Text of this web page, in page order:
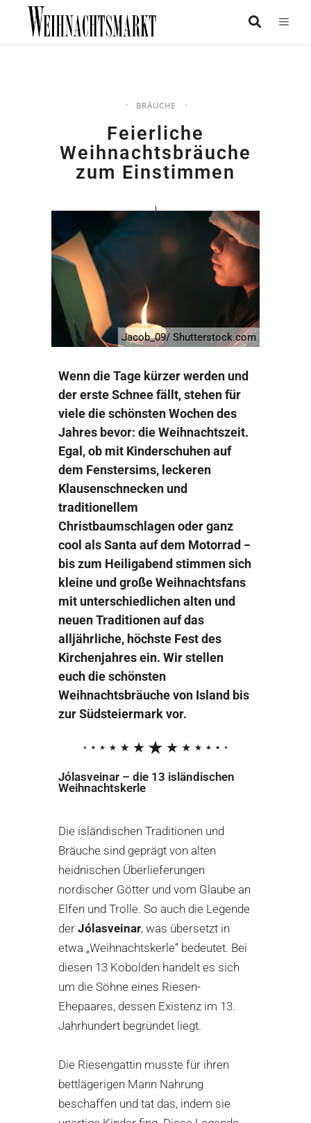
BRÄUCHE
Feierliche
Weihnachtsbräuche
zum Einstimmen
Jacob_09/ Shutterstock.com
Wenn die Tage kürzer werden und
der erste Schnee fällt, stehen für
viele die schönsten Wochen des
Jahres bevor: die Weihnachtszeit.
Egal, ob mit Kinderschuhen auf
dem Fenstersims, leckeren
Klausenschnecken und
traditionellem
Christbaumschlagen oder ganz
cool als Santa auf dem Motorrad −
bis zum Heiligabend stimmen sich
kleine und große Weihnachtsfans
mit unterschiedlichen alten und
neuen Traditionen auf das
alljährliche, höchste Fest des
Kirchenjahres ein. Wir stellen
euch die schönsten
Weihnachtsbräuche von Island bis
zur Südsteiermark vor.
Jólasveinar – die 13 isländischen
Weihnachtskerle
Die isländischen Traditionen und
Bräuche sind geprägt von alten
heidnischen Überlieferungen
nordischer Götter und vom Glaube an
Elfen und Trolle. So auch die Legende
der Jólasveinar, was übersetzt in
etwa „Weihnachtskerle“ bedeutet. Bei
diesen 13 Kobolden handelt es sich
um die Söhne eines Riesen-
Ehepaares, dessen Existenz im 13.
Jahrhundert begründet liegt.
Die Riesengattin musste für ihren
bettlägerigen Mann Nahrung
beschaffen und tat das, indem sie